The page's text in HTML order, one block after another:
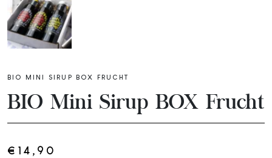
BIO MINI SIRUP BOX FRUCHT
BIO Mini Sirup BOX Frucht
€ 14,90